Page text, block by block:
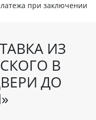
при заключении
ИЗ
В
ДО